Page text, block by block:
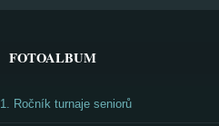
FOTOALBUM
1. Ročník turnaje seniorů